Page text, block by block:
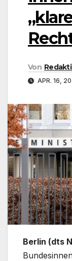
Von
APR. 16,
Berlin (dts